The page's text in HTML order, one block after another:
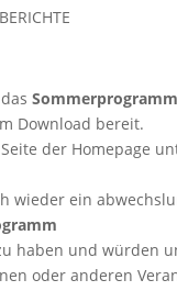
BERICHTE
Download bereit.
der Homepage
wieder ein
haben und würden
oder anderen